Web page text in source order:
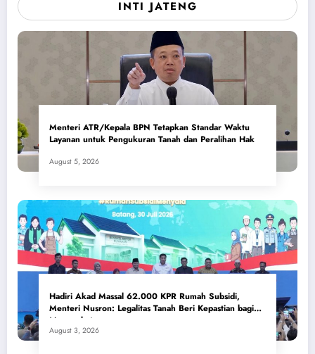
INTI JATENG
Menteri ATR/Kepala BPN Tetapkan Standar Waktu
Layanan untuk Pengukuran Tanah dan Peralihan Hak
August 5, 2026
Hadiri Akad Massal 62.000 KPR Rumah Subsidi,
Menteri Nusron: Legalitas Tanah Beri Kepastian bagi
Masyarakat
August 3, 2026